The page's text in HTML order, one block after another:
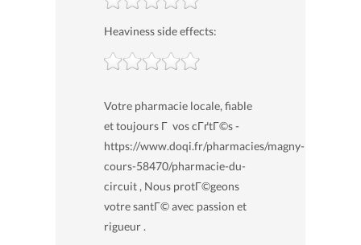
Heaviness side effects:
Votre pharmacie locale, fiable
et toujours Г vos cГґtГ©s -
https://www.doqi.fr/pharmacies/magny-
cours-58470/pharmacie-du-
circuit , Nous protГ©geons
votre santГ© avec passion et
rigueur .